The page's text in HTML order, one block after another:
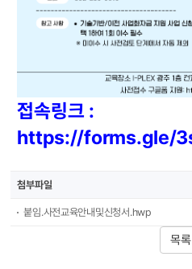
접속링크 :
https://forms.gle/
첨부파일
붙임.사전교육안내및신청서.hwp
목록